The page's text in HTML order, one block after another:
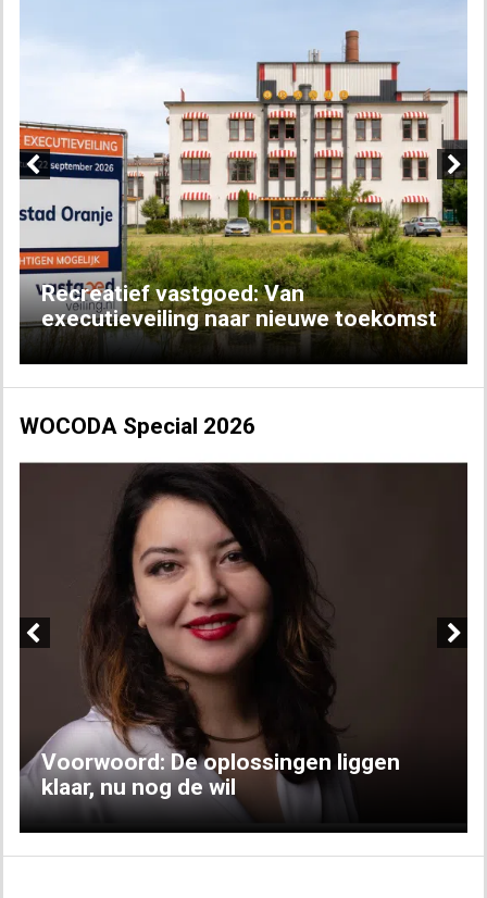
Recreatief vastgoed: Van
executieveiling naar nieuwe toekomst
Next
WOCODA Special 2026
Voorwoord: De oplossingen liggen
klaar, nu nog de wil